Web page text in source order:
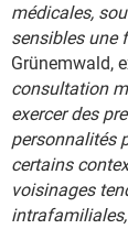
médicales,
sensibles une
Grünemwald,
consultation
exercer des
personnalités
certains
voisinages